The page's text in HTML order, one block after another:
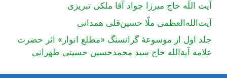
آیت اللَه حاج میرزا جواد آقا ملکی تبریزی
آیت‌الله‌العظمی ملّا حسین‌قلی همدانی
جلد اول از موسوعۀ گرانسنگ «مطلع انوار» اثر حضرت
علامه آیة‌الله حاج سید محمدحسین حسینی طهرانی